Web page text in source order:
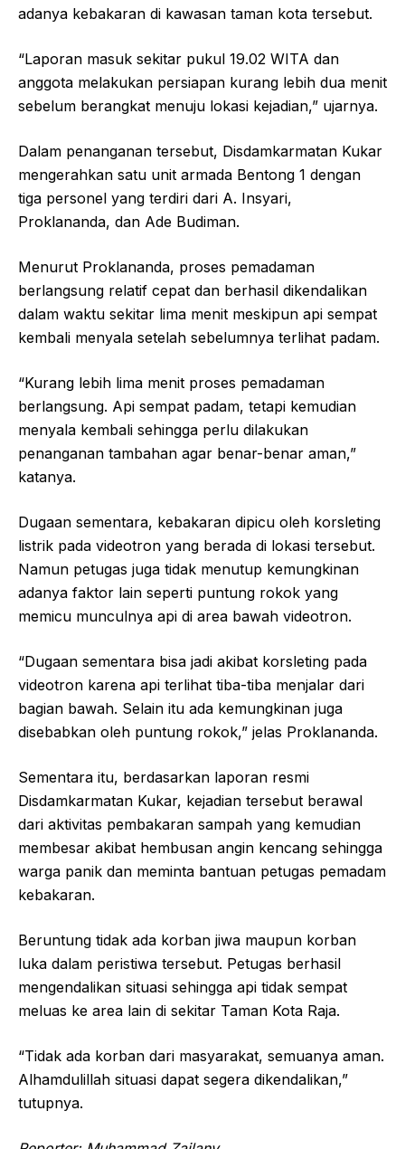
adanya kebakaran di kawasan taman kota tersebut.
“Laporan masuk sekitar pukul 19.02 WITA dan
anggota melakukan persiapan kurang lebih dua menit
sebelum berangkat menuju lokasi kejadian,” ujarnya.
Dalam penanganan tersebut, Disdamkarmatan Kukar
mengerahkan satu unit armada Bentong 1 dengan
tiga personel yang terdiri dari A. Insyari,
Proklananda, dan Ade Budiman.
Menurut Proklananda, proses pemadaman
berlangsung relatif cepat dan berhasil dikendalikan
dalam waktu sekitar lima menit meskipun api sempat
kembali menyala setelah sebelumnya terlihat padam.
“Kurang lebih lima menit proses pemadaman
berlangsung. Api sempat padam, tetapi kemudian
menyala kembali sehingga perlu dilakukan
penanganan tambahan agar benar-benar aman,”
katanya.
Dugaan sementara, kebakaran dipicu oleh korsleting
listrik pada videotron yang berada di lokasi tersebut.
Namun petugas juga tidak menutup kemungkinan
adanya faktor lain seperti puntung rokok yang
memicu munculnya api di area bawah videotron.
“Dugaan sementara bisa jadi akibat korsleting pada
videotron karena api terlihat tiba-tiba menjalar dari
bagian bawah. Selain itu ada kemungkinan juga
disebabkan oleh puntung rokok,” jelas Proklananda.
Sementara itu, berdasarkan laporan resmi
Disdamkarmatan Kukar, kejadian tersebut berawal
dari aktivitas pembakaran sampah yang kemudian
membesar akibat hembusan angin kencang sehingga
warga panik dan meminta bantuan petugas pemadam
kebakaran.
Beruntung tidak ada korban jiwa maupun korban
luka dalam peristiwa tersebut. Petugas berhasil
mengendalikan situasi sehingga api tidak sempat
meluas ke area lain di sekitar Taman Kota Raja.
“Tidak ada korban dari masyarakat, semuanya aman.
Alhamdulillah situasi dapat segera dikendalikan,”
tutupnya.